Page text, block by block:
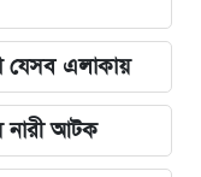
যেসব এলাকায়
নারী আটক